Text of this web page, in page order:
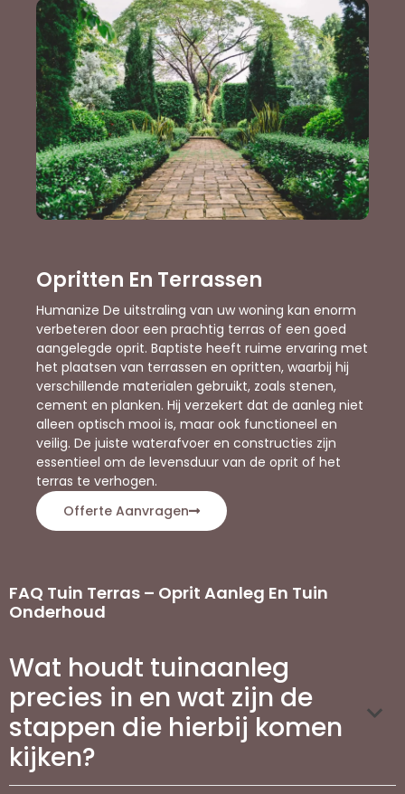
Opritten En Terrassen
Humanize De uitstraling van uw woning kan enorm
verbeteren door een prachtig terras of een goed
aangelegde oprit. Baptiste heeft ruime ervaring met
het plaatsen van terrassen en opritten, waarbij hij
verschillende materialen gebruikt, zoals stenen,
cement en planken. Hij verzekert dat de aanleg niet
alleen optisch mooi is, maar ook functioneel en
veilig. De juiste waterafvoer en constructies zijn
essentieel om de levensduur van de oprit of het
terras te verhogen.
Offerte Aanvragen
FAQ Tuin Terras – Oprit Aanleg En Tuin
Onderhoud
Wat houdt tuinaanleg
precies in en wat zijn de
stappen die hierbij komen
kijken?